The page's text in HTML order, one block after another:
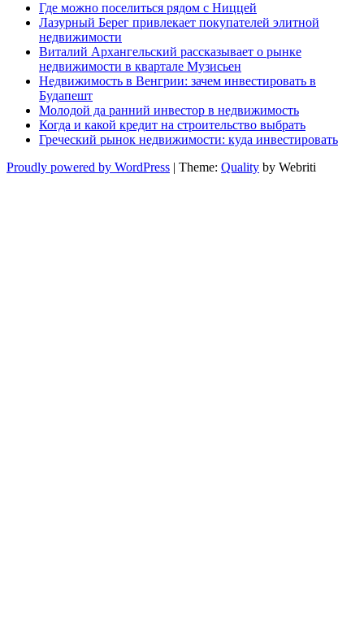
Где можно поселиться рядом с Ниццей
Лазурный Берег привлекает покупателей элитной
недвижимости
Виталий Архангельский рассказывает о рынке
недвижимости в квартале Музисьен
Недвижимость в Венгрии: зачем инвестировать в
Будапешт
Молодой да ранний инвестор в недвижимость
Когда и какой кредит на строительство выбрать
Греческий рынок недвижимости: куда инвестировать
Proudly powered by WordPress | Theme: Quality by Webriti